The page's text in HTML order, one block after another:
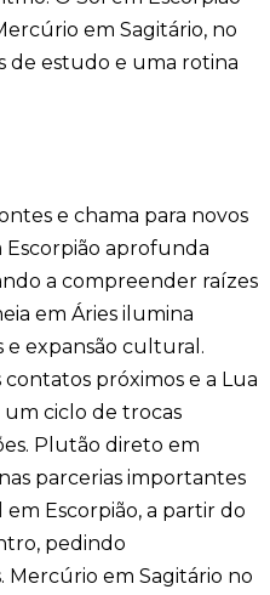
em Sagitário, no
de estudo e uma rotina
e chama para novos
aprofunda
a compreender raízes
em Áries ilumina
e expansão cultural.
próximos e a Lua
um ciclo de trocas
Plutão direto em
parcerias importantes
Escorpião, a partir do
pedindo
Mercúrio em Sagitário no